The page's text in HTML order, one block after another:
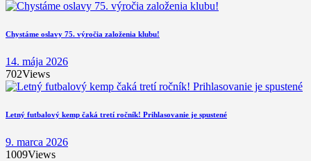
Chystáme oslavy 75. výročia založenia klubu!
14. mája 2026
702Views
Letný futbalový kemp čaká tretí ročník! Prihlasovanie je spustené
9. marca 2026
1009Views